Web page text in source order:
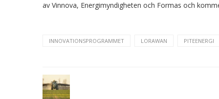
av Vinnova, Energimyndigheten och Formas och
INNOVATIONSPROGRAMMET LORAWAN PITEENERGI